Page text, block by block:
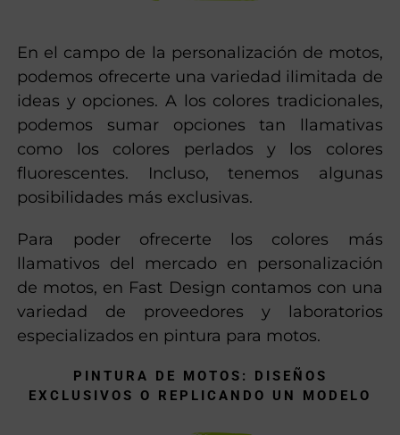
En el campo de la personalización de motos,
podemos ofrecerte una variedad ilimitada de
ideas y opciones. A los colores tradicionales,
podemos sumar opciones tan llamativas
como los colores perlados y los colores
fluorescentes. Incluso, tenemos algunas
posibilidades más exclusivas.
Para poder ofrecerte los colores más
llamativos del mercado en personalización
de motos, en Fast Design contamos con una
variedad de proveedores y laboratorios
especializados en pintura para motos.
PINTURA DE MOTOS: DISEÑOS
EXCLUSIVOS O REPLICANDO UN MODELO